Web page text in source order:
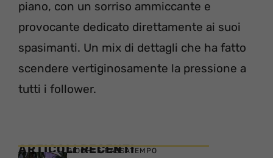
piano, con un sorriso ammiccante e
provocante dedicato direttamente ai suoi
spasimanti. Un mix di dettagli che ha fatto
scendere vertiginosamente la pressione a
tutti i follower.
ARTICOLI RECENTI
GIOCHI E PASSATEMPO